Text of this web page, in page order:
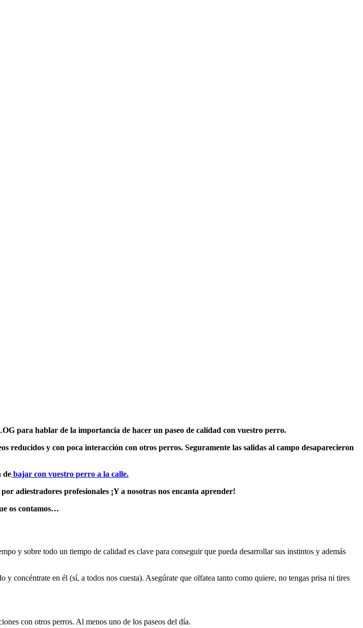
para hablar de la importancia de hacer un paseo de calidad con vuestro perro.
reducidos y con poca interacción con otros perros. Seguramente las salidas al campo desaparecieron
de bajar con vuestro perro a la calle.
adiestradores profesionales ¡Y a nosotras nos encanta aprender!
os contamos…
y sobre todo un tiempo de calidad es clave para conseguir que pueda desarrollar sus instintos y además
y concéntrate en él (sí, a todos nos cuesta). Asegúrate que olfatea tanto como quiere, no tengas prisa ni tires
con otros perros. Al menos uno de los paseos del día.